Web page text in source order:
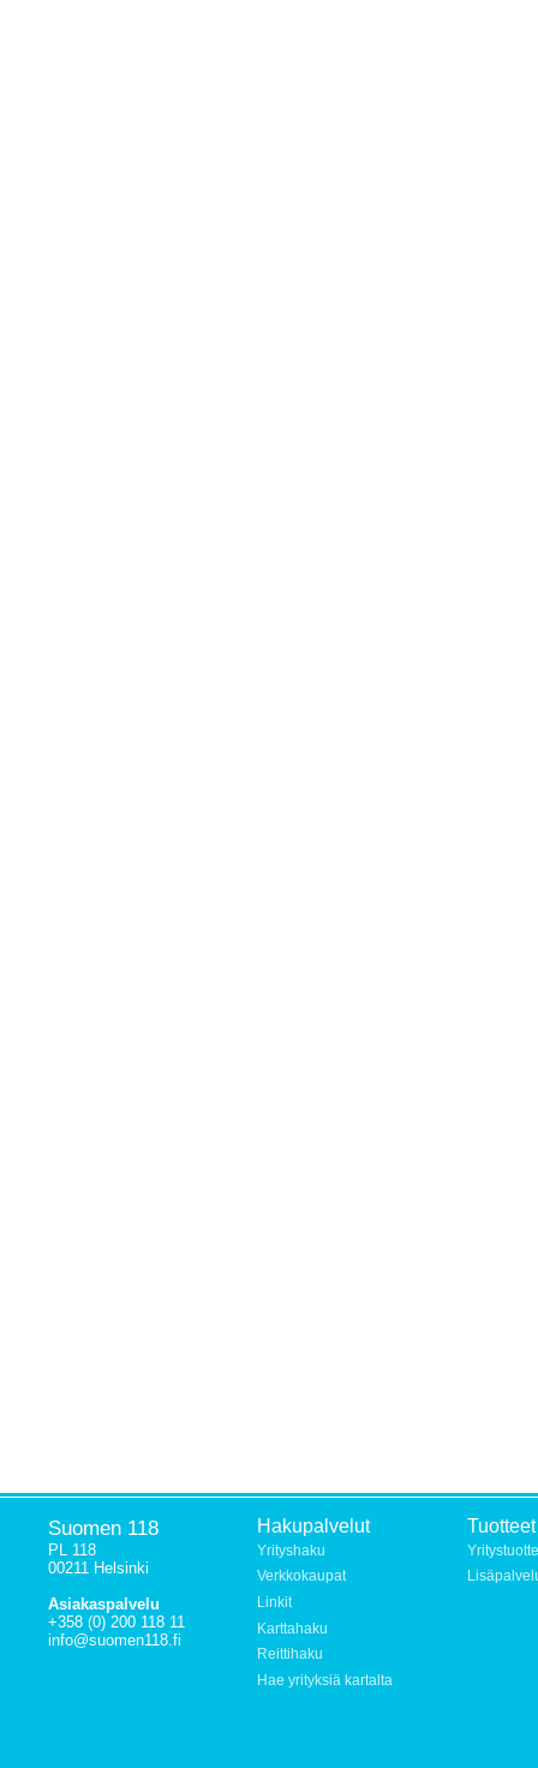
Suomen 118
PL 118
00211 Helsinki
Asiakaspalvelu
+358 (0) 200 118 11
info@suomen118.fi
Hakupalvelut
Yrityshaku
Verkkokaupat
Linkit
Karttahaku
Reittihaku
Hae yrityksiä kartalta